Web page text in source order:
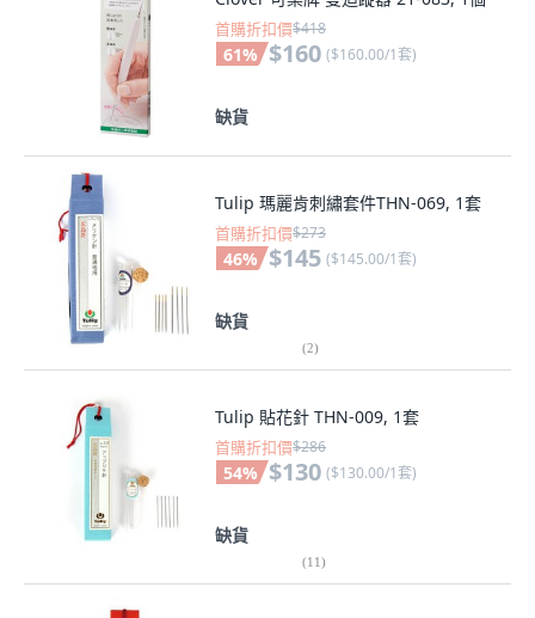
首購折扣價$418
61% $160 ($160.00/1套)
缺貨
Tulip 瑪麗肯刺繡套件THN-069, 1套
首購折扣價$273
46% $145 ($145.00/1套)
缺貨
(2)
Tulip 貼花針 THN-009, 1套
首購折扣價$286
54% $130 ($130.00/1套)
缺貨
(11)